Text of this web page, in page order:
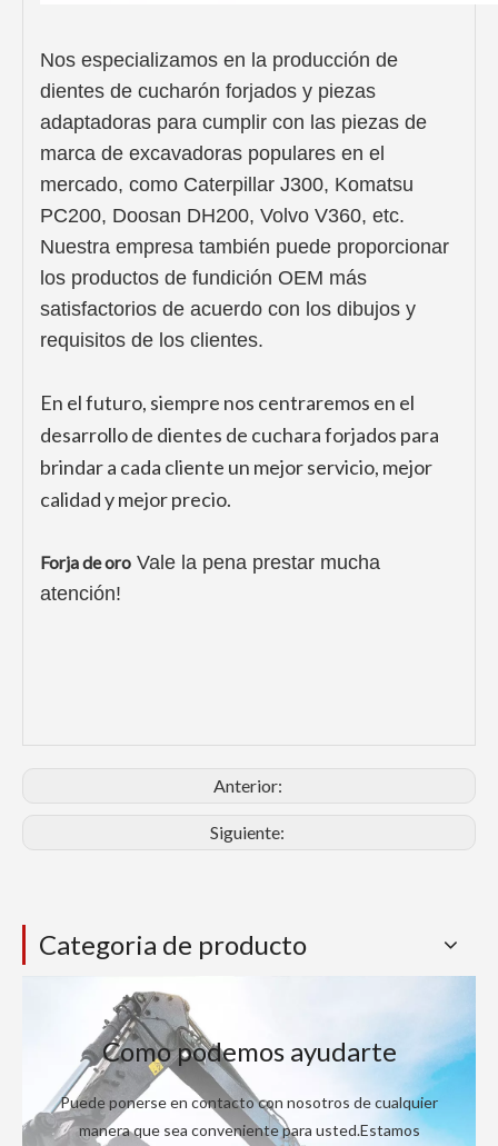
Nos especializamos en la producción de
dientes de cucharón forjados y piezas
adaptadoras para cumplir con las piezas de
marca de excavadoras populares en el
mercado, como Caterpillar J300, Komatsu
PC200, Doosan DH200, Volvo V360, etc.
Nuestra empresa también puede proporcionar
los productos de fundición OEM más
satisfactorios de acuerdo con los dibujos y
requisitos de los clientes.
En el futuro, siempre nos centraremos en el
desarrollo de dientes de cuchara forjados para
brindar a cada cliente un mejor servicio, mejor
calidad y mejor precio.
Forja de oro Vale la pena prestar mucha
atención!
Anterior:
Siguiente:
Categoria de producto
Como podemos ayudarte
Puede ponerse en contacto con nosotros de cualquier
manera que sea conveniente para usted.Estamos